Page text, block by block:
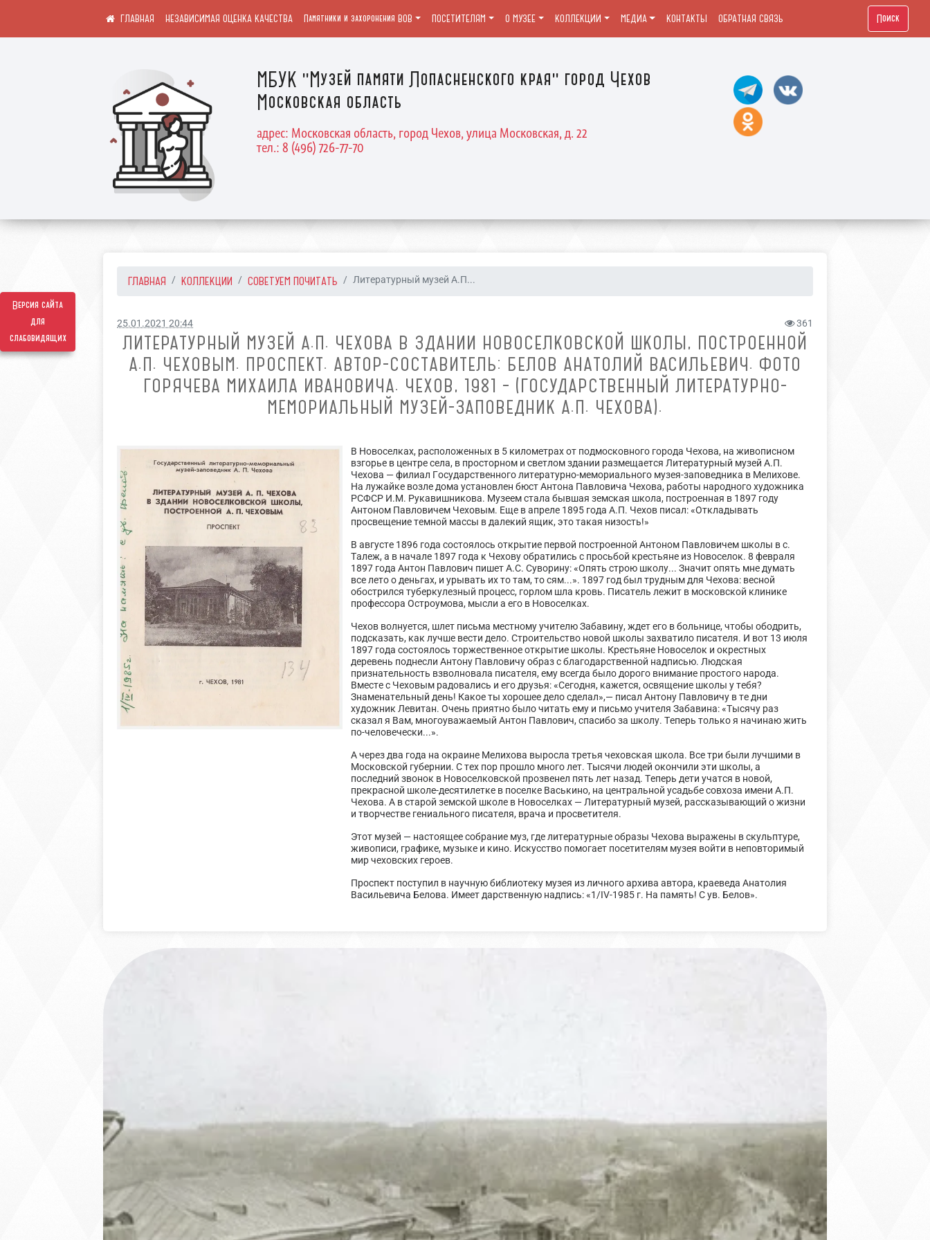
Версия сайта
для
слабовидящих
МБУК "Музей памяти Лопасненского края" город Чехов
Московская область
адрес: Московская область, город Чехов, улица Московская, д. 22
тел.: 8 (496) 726-77-70
НЕЗАВИСИМАЯ ОЦЕНКА КАЧЕСТВА Памятники и захоронения ВОВ ПОСЕТИТЕЛЯМ О МУЗЕЕ КОЛЛЕКЦИИ МЕДИА КОНТАКТЫ ОБРАТНАЯ СВЯЗЬ Поиск
ГЛАВНАЯ КОЛЛЕКЦИИ СОВЕТУЕМ ПОЧИТАТЬ Литературный музей А.П...
25.01.2021 20:44 361
ЛИТЕРАТУРНЫЙ МУЗЕЙ А.П. ЧЕХОВА В ЗДАНИИ НОВОСЕЛКОВСКОЙ ШКОЛЫ, ПОСТРОЕННОЙ
А.П. ЧЕХОВЫМ. ПРОСПЕКТ. АВТОР-СОСТАВИТЕЛЬ: БЕЛОВ АНАТОЛИЙ ВАСИЛЬЕВИЧ. ФОТО
ГОРЯЧЕВА МИХАИЛА ИВАНОВИЧА. ЧЕХОВ, 1981 – (ГОСУДАРСТВЕННЫЙ ЛИТЕРАТУРНО-
МЕМОРИАЛЬНЫЙ МУЗЕЙ-ЗАПОВЕДНИК А.П. ЧЕХОВА).
В Новоселках, расположенных в 5 километрах от подмосковного города Чехова, на живописном
взгорье в центре села, в просторном и светлом здании размещается Литературный музей А.П.
Чехова — филиал Государственного литературно-мемориального музея-заповедника в Мелихове.
На лужайке возле дома установлен бюст Антона Павловича Чехова, работы народного художника
РСФСР И.М. Рукавишникова. Музеем стала бывшая земская школа, построенная в 1897 году
Антоном Павловичем Чеховым. Еще в апреле 1895 года А.П. Чехов писал: «Откладывать
просвещение темной массы в далекий ящик, это такая низость!»
В августе 1896 года состоялось открытие первой построенной Антоном Павловичем школы в с.
Талеж, а в начале 1897 года к Чехову обратились с просьбой крестьяне из Новоселок. 8 февраля
1897 года Антон Павлович пишет А.С. Суворину: «Опять строю школу... Значит опять мне думать
все лето о деньгах, и урывать их то там, то сям...». 1897 год был трудным для Чехова: весной
обострился туберкулезный процесс, горлом шла кровь. Писатель лежит в московской клинике
профессора Остроумова, мысли а его в Новоселках.
Чехов волнуется, шлет письма местному учителю Забавину, ждет его в больнице, чтобы ободрить,
подсказать, как лучше вести дело. Строительство новой школы захватило писателя. И вот 13 июля
1897 года состоялось торжественное открытие школы. Крестьяне Новоселок и окрестных
деревень поднесли Антону Павловичу образ с благодарственной надписью. Людская
признательность взволновала писателя, ему всегда было дорого внимание простого народа.
Вместе с Чеховым радовались и его друзья: «Сегодня, кажется, освящение школы у тебя?
Знаменательный день! Какое ты хорошее дело сделал»,— писал Антону Павловичу в те дни
художник Левитан. Очень приятно было читать ему и письмо учителя Забавина: «Тысячу раз
сказал я Вам, многоуважаемый Антон Павлович, спасибо за школу. Теперь только я начинаю жить
по-человечески...».
А через два года на окраине Мелихова выросла третья чеховская школа. Все три были лучшими в
Московской губернии. С тех пор прошло много лет. Тысячи людей окончили эти школы, а
последний звонок в Новоселковской прозвенел пять лет назад. Теперь дети учатся в новой,
прекрасной школе-десятилетке в поселке Васькино, на центральной усадьбе совхоза имени А.П.
Чехова. А в старой земской школе в Новоселках — Литературный музей, рассказывающий о жизни
и творчестве гениального писателя, врача и просветителя.
Этот музей — настоящее собрание муз, где литературные образы Чехова выражены в скульптуре,
живописи, графике, музыке и кино. Искусство помогает посетителям музея войти в неповторимый
мир чеховских героев.
Проспект поступил в научную библиотеку музея из личного архива автора, краеведа Анатолия
Васильевича Белова. Имеет дарственную надпись: «1/IV-1985 г. На память! С ув. Белов».